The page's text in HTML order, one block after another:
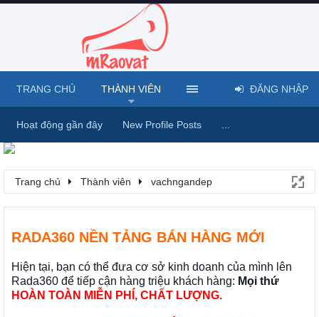
Trang chủ Thành viên vachngandep
RADA360 NỀN TẢNG BÁN HÀNG MỚI
Hiện tại, bạn có thể đưa cơ sở kinh doanh của mình lên
Rada360 để tiếp cận hàng triệu khách hàng: Mọi thứ
HOÀN TOÀN MIỄN PHÍ, CHẤT LƯỢNG.
TRANG CHỦ THÀNH VIÊN
Hoạt động gần đây New Profile Posts
ĐĂNG NHẬP